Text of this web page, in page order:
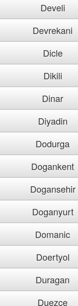
Develi
Devrekani
Dicle
Dikili
Dinar
Diyadin
Dodurga
Dogankent
Dogansehir
Doganyurt
Domanic
Doertyol
Duragan
Duezce